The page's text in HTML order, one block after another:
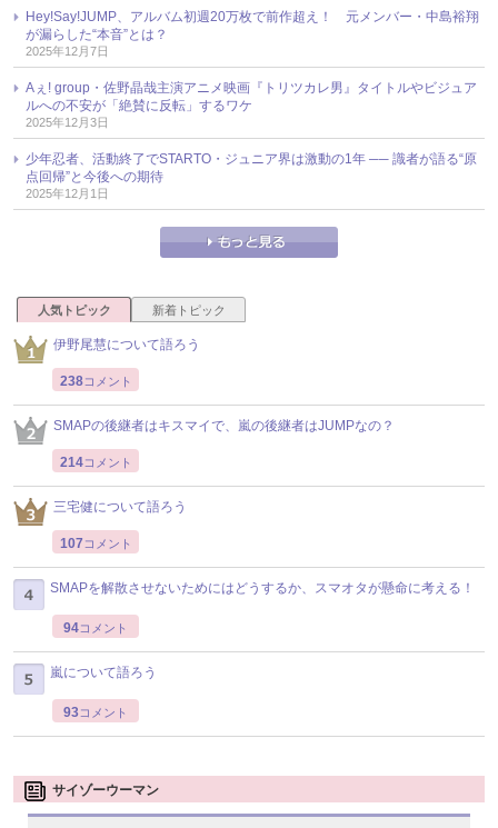
Hey!Say!JUMP、アルバム初週20万枚で前作超え！ 元メンバー・中島裕翔
が漏らした“本音”とは？
2025年12月7日
Aぇ! group・佐野晶哉主演アニメ映画『トリツカレ男』タイトルやビジュア
ルへの不安が「絶賛に反転」するワケ
2025年12月3日
少年忍者、活動終了でSTARTO・ジュニア界は激動の1年 ── 識者が語る“原
点回帰”と今後への期待
2025年12月1日
人気トピック 新着トピック
伊野尾慧について語ろう
238コメント
SMAPの後継者はキスマイで、嵐の後継者はJUMPなの？
214コメント
三宅健について語ろう
107 コメント
SMAPを解散させないためにはどうするか、スマオタが懸命に考える！
94コメント
嵐について語ろう
93コメント
サイゾーウーマン